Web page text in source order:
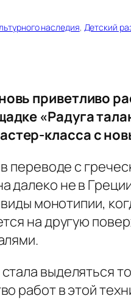
наследия, Детский
приветливо
«Радуга
класса с
переводе с
далеко не в
монотипии,
на другую
выделяться
работ в этой